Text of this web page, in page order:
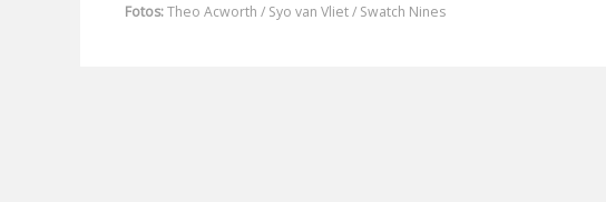
Fotos:Theo Acworth / Syo van Vliet / Swatch Nines